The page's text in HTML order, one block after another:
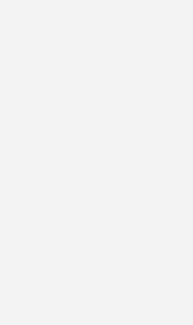
kennen. In
zum neuen
zur Befüllung
Je nach
einen ganzen Tag.
Werk im nordrhein-
in einer